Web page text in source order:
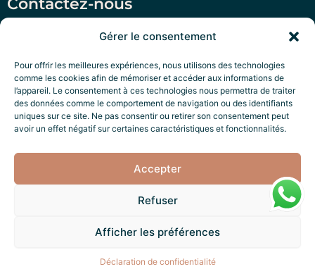
Gérer le consentement
Pour offrir les meilleures expériences, nous utilisons des technologies
comme les cookies afin de mémoriser et accéder aux informations de
l’appareil. Le consentement à ces technologies nous permettra de traiter
des données comme le comportement de navigation ou des identifiants
uniques sur ce site. Ne pas consentir ou retirer son consentement peut
avoir un effet négatif sur certaines caractéristiques et fonctionnalités.
Accepter
Refuser
Afficher les préférences
Déclaration de confidentialité
Salento Prime Srl, Via San Martino 47, Morciano di
‭+39 351 79 47 280‬
P.IVA: IT05322970756
Salento Exclusive Services
Fait avec ❤️ parSalento Factory
Nous acceptons :